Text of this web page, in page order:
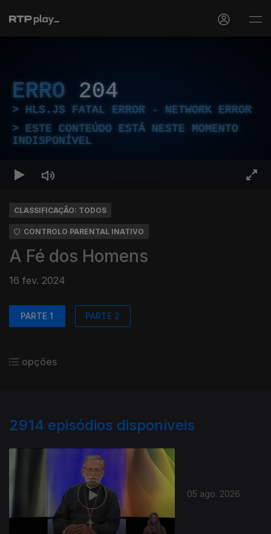
ERRO 204
HLS.JS FATAL ERROR - NETWORK ERROR
ESTE CONTEÚDO ESTÁ NESTE MOMENTO
INDISPONÍVEL
CLASSIFICAÇÃO: TODOS
CONTROLO PARENTAL INATIVO
A Fé dos Homens
16 fev. 2024
PARTE 1 PARTE 2
opções
2914 episódios disponíveis
05 ago. 2026